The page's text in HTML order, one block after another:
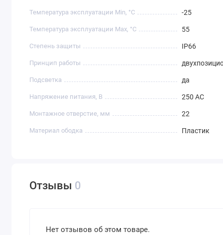
Температура эксплуатации Min, °C -25
Температура эксплуатации Max, °C 55
Степень защиты IP66
Принцип работы
Подсветка да
Напряжение питания, В 250 AC
Монтажное отверстие, мм 22
Материал ободка Пластик
Отзывы 0
Нет отзывов об этом товаре.